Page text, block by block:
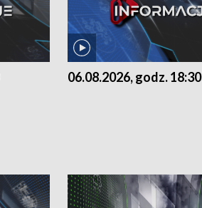
06.08.2026, godz. 18:30